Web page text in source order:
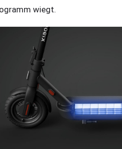
wiegt.